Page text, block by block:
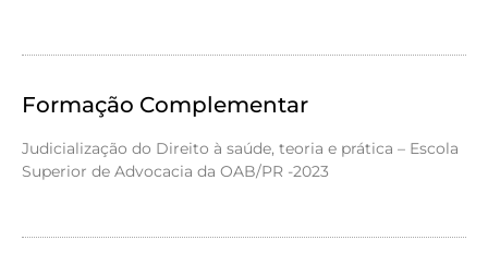
Formação Complementar
Judicialização do Direito à saúde, teoria e prática – Escola
Superior de Advocacia da OAB/PR -2023